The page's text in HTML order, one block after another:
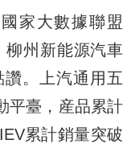
家大數據聯盟
柳州新能源汽車
。上汽通用五
平臺，産品累計
累計銷量突破